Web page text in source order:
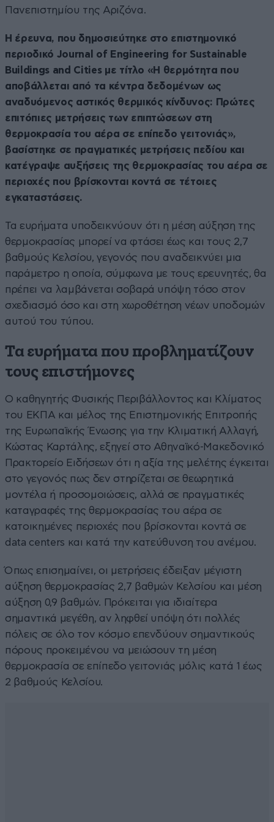
Πανεπιστημίου της Αριζόνα.
Η έρευνα, που δημοσιεύτηκε στο επιστημονικό
περιοδικό Journal of Engineering for Sustainable
Buildings and Cities με τίτλο «Η θερμότητα που
αποβάλλεται από τα κέντρα δεδομένων ως
αναδυόμενος αστικός θερμικός κίνδυνος: Πρώτες
επιτόπιες μετρήσεις των επιπτώσεων στη
θερμοκρασία του αέρα σε επίπεδο γειτονιάς»,
βασίστηκε σε πραγματικές μετρήσεις πεδίου και
κατέγραψε αυξήσεις της θερμοκρασίας του αέρα σε
περιοχές που βρίσκονται κοντά σε τέτοιες
εγκαταστάσεις.
Τα ευρήματα υποδεικνύουν ότι η μέση αύξηση της
θερμοκρασίας μπορεί να φτάσει έως και τους 2,7
βαθμούς Κελσίου, γεγονός που αναδεικνύει μια
παράμετρο η οποία, σύμφωνα με τους ερευνητές, θα
πρέπει να λαμβάνεται σοβαρά υπόψη τόσο στον
σχεδιασμό όσο και στη χωροθέτηση νέων υποδομών
αυτού του τύπου.
Τα ευρήματα που προβληματίζουν
τους επιστήμονες
Ο καθηγητής Φυσικής Περιβάλλοντος και Κλίματος
του ΕΚΠΑ και μέλος της Επιστημονικής Επιτροπής
της Ευρωπαϊκής Ένωσης για την Κλιματική Αλλαγή,
Κώστας Καρτάλης, εξηγεί στο Αθηναϊκό-Μακεδονικό
Πρακτορείο Ειδήσεων ότι η αξία της μελέτης έγκειται
στο γεγονός πως δεν στηρίζεται σε θεωρητικά
μοντέλα ή προσομοιώσεις, αλλά σε πραγματικές
καταγραφές της θερμοκρασίας του αέρα σε
κατοικημένες περιοχές που βρίσκονται κοντά σε
data centers και κατά την κατεύθυνση του ανέμου.
Όπως επισημαίνει, οι μετρήσεις έδειξαν μέγιστη
αύξηση θερμοκρασίας 2,7 βαθμών Κελσίου και μέση
αύξηση 0,9 βαθμών. Πρόκειται για ιδιαίτερα
σημαντικά μεγέθη, αν ληφθεί υπόψη ότι πολλές
πόλεις σε όλο τον κόσμο επενδύουν σημαντικούς
πόρους προκειμένου να μειώσουν τη μέση
θερμοκρασία σε επίπεδο γειτονιάς μόλις κατά 1 έως
2 βαθμούς Κελσίου.